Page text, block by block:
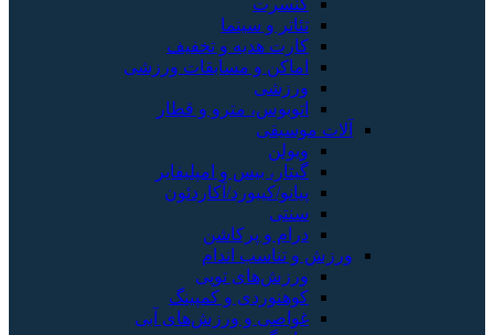
کنسرت
تئاتر و سینما
کارت هدیه و تخفیف
اماکن و مسابقات ورزشی
ورزشی
اتوبوس، مترو و قطار
آلات موسیقی
ویولن
گیتار، بیس و امپلیفایر
پیانو/کیبورد/آکاردئون
سنتی
درام و پرکاشن
ورزش و تناسب اندام
ورزش‌های توپی
کوهنوردی و کمپینگ
غواصی و ورزش‌های آبی